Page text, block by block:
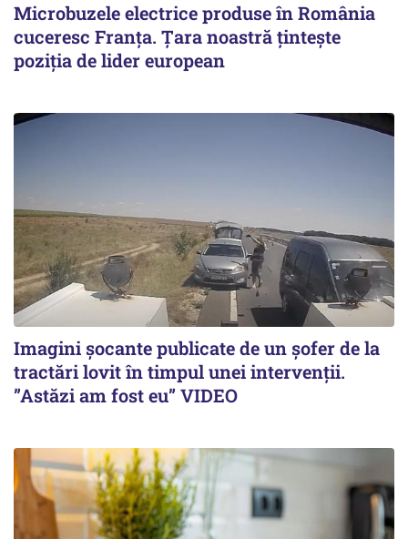
Microbuzele electrice produse în România
cuceresc Franța. Țara noastră țintește
poziția de lider european
Imagini șocante publicate de un șofer de la
tractări lovit în timpul unei intervenții.
”Astăzi am fost eu” VIDEO